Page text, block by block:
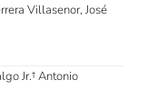
Villasenor, José
Jr.† Antonio